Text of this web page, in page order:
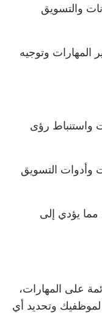
والتسويق
المهارات وتوجيه
واستنباط رؤى
وأدوات التسويق
يؤدي إلى
على المهارات،
لموظفيك وتحديد أي